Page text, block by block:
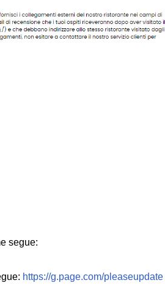
segue:
https://g.page.com/pleaseupdate